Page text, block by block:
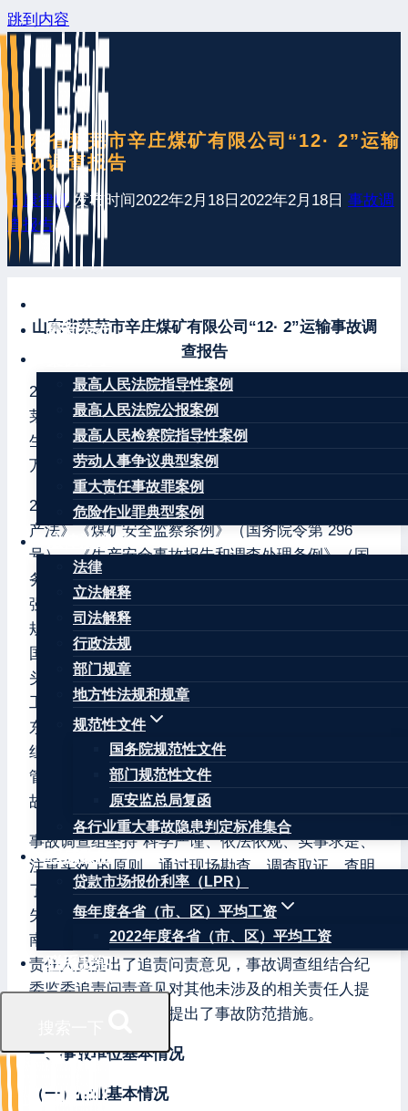
跳到内容
最新发布
最高人民法院指导性案例
最高人民法院公报案例
最高人民检察院指导性案例
劳动人事争议典型案例
重大责任事故罪案例
危险作业罪典型案例
法律法规
法律
立法解释
司法解释
行政法规
部门规章
地方性法规和规章
规范性文件
国务院规范性文件
部门规范性文件
原安监总局复函
各行业重大事故隐患判定标准集合
权威数据
贷款市场报价利率（LPR）
每年度各省（市、区）平均工资
2022年度各省（市、区）平均工资
联系我们
山东省莱芜市辛庄煤矿有限公司“12· 2”运输
事故调查报告
王康律师 发布时间2022年2月18日 2022年2月18日 事故调
查报告
山东省莱芜市辛庄煤矿有限公司“12· 2”运输事故调
查报告
2021年 12月 2日 3时 11分，济南市钢城区“山东省
莱芜市辛庄煤矿有限公司”井下 60306采煤工作面发
生一起运输事故，死亡 1人，直接经济损失 248.66
万元。
2021 年 12 月 4 日，依据《中华人民共和国安全生
产法》《煤矿安全监察条例》（国务院令第 296
号）、《生产安全事故报告和调查处理条例》（国
务院令第 493号）和《国家矿山安全监察局关于加
强矿山生产安全事故应急处置和调查处理工作若干
规定的通知》（矿安〔2021〕166 号）等规定，由
国家矿山安全监察局山东局（以下简称山东局）牵
头，会同济南市钢城区发展和改革局、应急局、总
工会、济南市公安局钢城分局等有关单位，成立山
东省莱芜市辛庄煤矿有限公司“12·2”运输事故调查
组（以下简称事故调查组），调查组下设综合组、
管理组、技术组。济南市钢城区纪委监委介入了事
故调查，负责事故追责问责工作。
事故调查组坚持“科学严谨、依法依规、实事求是、
注重实效”的原则，通过现场勘查、调查取证，查明
了事故发生的经过、原因、人员伤亡和直接经济损
失，认定了事故性质和责任，并把相关结论提交济
南市钢城区纪委监委。纪委监委对监察对象等有关
责任人员提出了追责问责意见，事故调查组结合纪
委监委追责问责意见对其他未涉及的相关责任人提
出了追责问责建议，提出了事故防范措施。
一、事故单位基本情况
（一）企业基本情况